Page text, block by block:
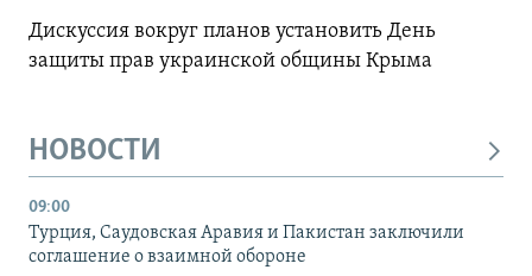
Дискуссия вокруг планов установить День
защиты прав украинской общины Крыма
НОВОСТИ
09:00
Турция, Саудовская Аравия и Пакистан заключили
соглашение о взаимной обороне